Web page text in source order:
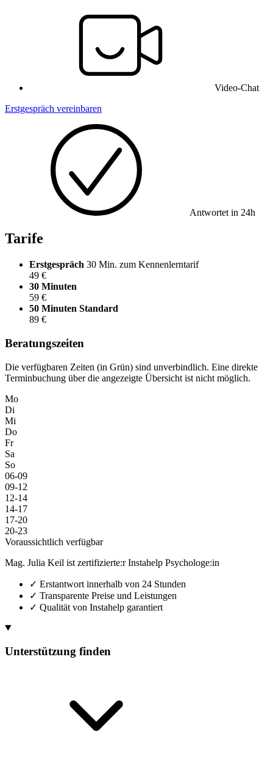
Video-Chat
Erstgespräch vereinbaren
Antwortet in 24h
Tarife
Erstgespräch 30 Min. zum Kennenlerntarif
49 €
30 Minuten
59 €
50 Minuten Standard
89 €
Beratungszeiten
Die verfügbaren Zeiten (in Grün) sind unverbindlich. Eine direkte
Terminbuchung über die angezeigte Übersicht ist nicht möglich.
Mo
Di
Mi
Do
Fr
Sa
So
06-09
09-12
12-14
14-17
17-20
20-23
Voraussichtlich verfügbar
Mag. Julia Keil ist zertifizierte:r Instahelp Psychologe:in
✓ Erstantwort innerhalb von 24 Stunden
✓ Transparente Preise und Leistungen
✓ Qualität von Instahelp garantiert
Unterstützung finden